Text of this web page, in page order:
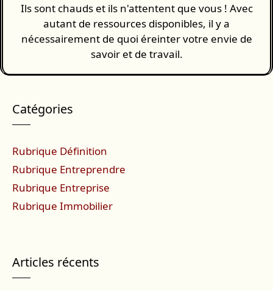
Ils sont chauds et ils n'attentent que vous ! Avec
autant de ressources disponibles, il y a
nécessairement de quoi éreinter votre envie de
savoir et de travail.
Catégories
Rubrique Définition
Rubrique Entreprendre
Rubrique Entreprise
Rubrique Immobilier
Articles récents